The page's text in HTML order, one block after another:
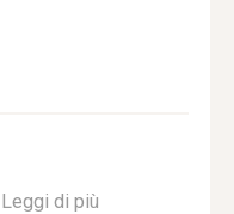
Leggi di più